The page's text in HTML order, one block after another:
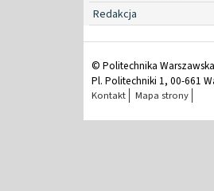
Redakcja
© Politechnika Warszawska
Pl. Politechniki 1, 00-661
Kontakt Mapa strony